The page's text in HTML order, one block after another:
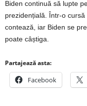
Biden continuă să lupte
prezidențială. Într-o
contează, iar Biden se
poate câștiga.
Partajează asta:
Facebook